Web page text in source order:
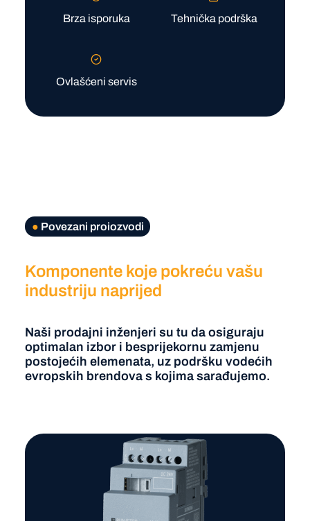
Brza isporuka Tehnička podrška
Ovlašćeni servis
● Povezani proiozvodi
Komponente koje pokreću vašu
industriju naprijed
Naši prodajni inženjeri su tu da osiguraju
optimalan izbor i besprijekornu zamjenu
postojećih elemenata, uz podršku vodećih
evropskih brendova s kojima sarađujemo.